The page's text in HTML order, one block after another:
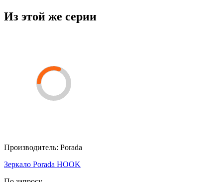
Из этой же серии
Производитель: Porada
Зеркало Porada HOOK